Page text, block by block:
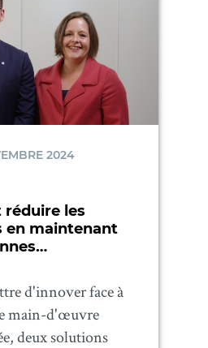
2024
les
en maintenant
d'innover face à
main-d'œuvre
deux solutions